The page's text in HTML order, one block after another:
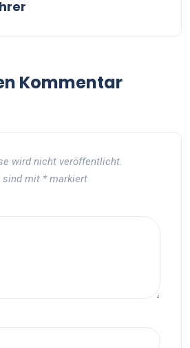
Kommentar
wird nicht veröffentlicht.
sind mit *markiert